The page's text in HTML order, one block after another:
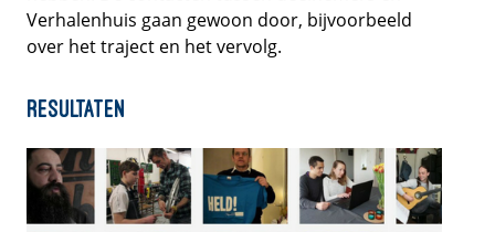
Verhalenhuis gaan gewoon door, bijvoorbeeld
over het traject en het vervolg.
Resultaten